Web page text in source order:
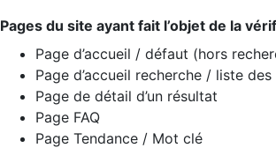
Pages du site ayant fait l’objet de la
Page d’accueil / défaut (hors
Page d’accueil recherche / liste
Page de détail d’un résultat
Page FAQ
Page Tendance / Mot clé